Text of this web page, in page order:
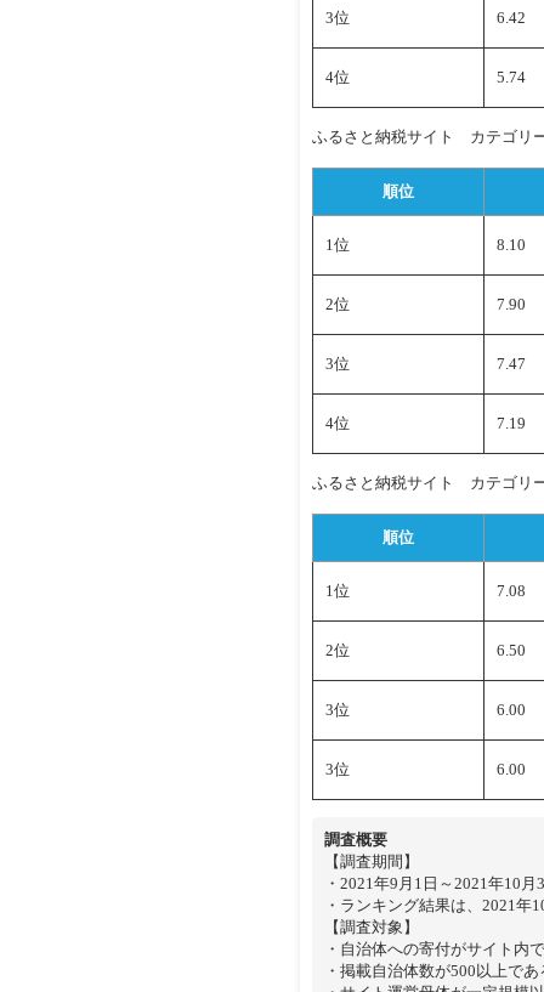
3位 6.42
4位 5.74
ふるさと納税サイト カテゴリ
順位
1位 8.10
2位 7.90
3位 7.47
4位 7.19
ふるさと納税サイト カテゴリ
順位
1位 7.08
2位 6.50
3位 6.00
3位 6.00
調査概要
【調査期間】
・2021年9月1日～2021年10月
・ランキング結果は、2021年
【調査対象】
・自治体への寄付がサイト内
・掲載自治体数が500以上であ